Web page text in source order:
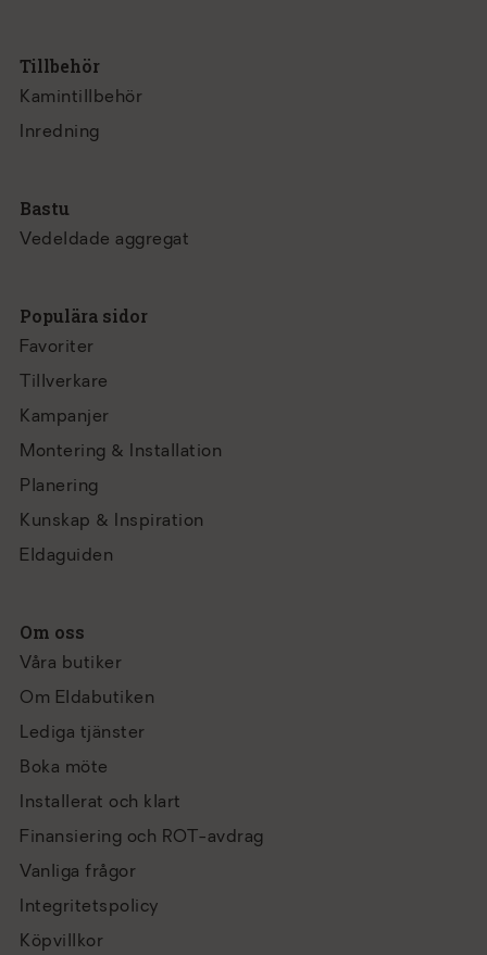
Tillbehör
Kamintillbehör
Inredning
Bastu
Vedeldade aggregat
Populära sidor
Favoriter
Tillverkare
Kampanjer
Montering & Installation
Planering
Kunskap & Inspiration
Eldaguiden
Om oss
Våra butiker
Om Eldabutiken
Lediga tjänster
Boka möte
Installerat och klart
Finansiering och ROT-avdrag
Vanliga frågor
Integritetspolicy
Köpvillkor